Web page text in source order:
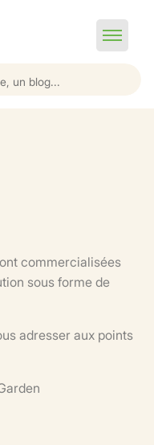
commercialisées
sous forme de
adresser aux points